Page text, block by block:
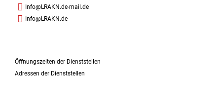
Info@LRAKN.de-mail.de
Info@LRAKN.de
Öffnungszeiten der Dienststellen
Adressen der Dienststellen